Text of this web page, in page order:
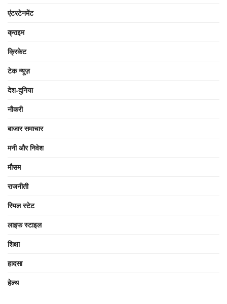
एंटरटेनमेंट
क्राइम
क्रिकेट
टेक न्यूज़
देश-दुनिया
नौकरी
बाजार समाचार
मनी और निवेश
मौसम
राजनीती
रियल स्टेट
लाइफ स्टाइल
शिक्षा
हादसा
हेल्थ